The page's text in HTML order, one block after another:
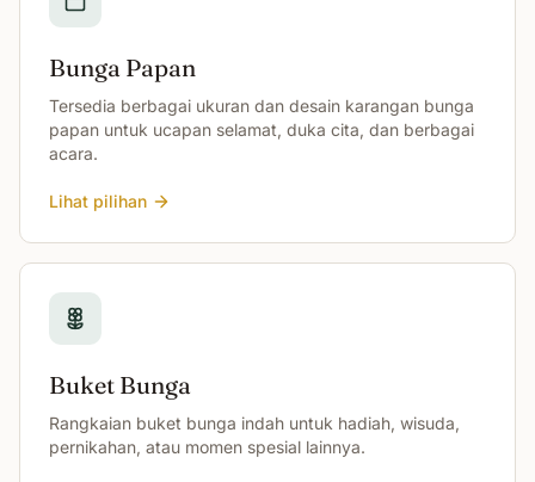
Bunga Papan
Tersedia berbagai ukuran dan desain karangan bunga
papan untuk ucapan selamat, duka cita, dan berbagai
acara.
Lihat pilihan
Buket Bunga
Rangkaian buket bunga indah untuk hadiah, wisuda,
pernikahan, atau momen spesial lainnya.